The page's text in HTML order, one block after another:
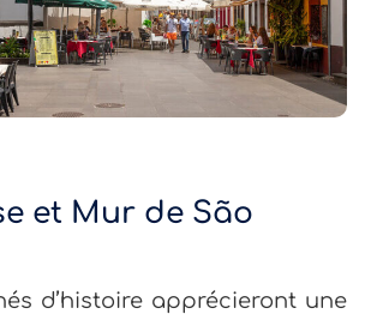
et Mur de São
d’histoire apprécieront une